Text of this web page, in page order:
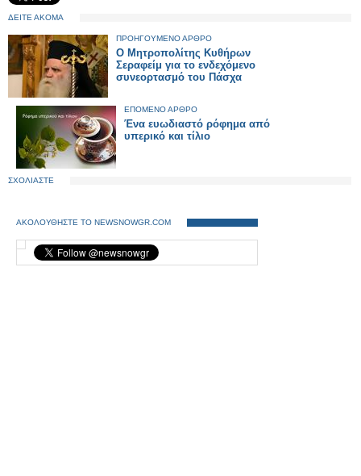
ΔΕΙΤΕ ΑΚΟΜΑ
ΠΡΟΗΓΟΥΜΕΝΟ ΑΡΘΡΟ
Ο Μητροπολίτης Κυθήρων
Σεραφείμ για το ενδεχόμενο
συνεορτασμό του Πάσχα
ΕΠΟΜΕΝΟ ΑΡΘΡΟ
Ένα ευωδιαστό ρόφημα από
υπερικό και τίλιο
ΣΧΟΛΙΑΣΤΕ
ΑΚΟΛΟΥΘΗΣΤΕ ΤΟ NEWSNOWGR.COM